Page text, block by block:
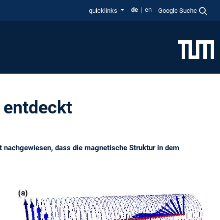
quicklinks de en Google Suche
dass die magnetische Struktur in dem